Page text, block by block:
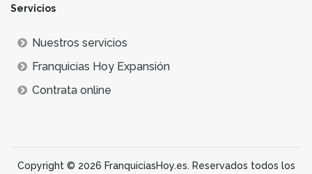
Servicios
Nuestros servicios
Franquicias Hoy Expansión
Contrata online
Copyright © 2026 FranquiciasHoy.es. Reservados todos los